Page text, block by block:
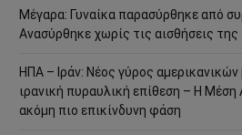
Μέγαρα: Γυναίκα παρασύρθηκε από
Ανασύρθηκε χωρίς τις αισθήσεις της
ΗΠΑ – Ιράν: Νέος γύρος
ιρανική πυραυλική επίθεση – Η Μέση
ακόμη πιο επικίνδυνη φάση